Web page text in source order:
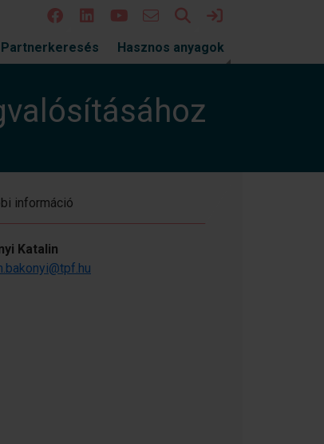
Keresés
Partnerkeresés Hasznos anyagok
információ
Katalin